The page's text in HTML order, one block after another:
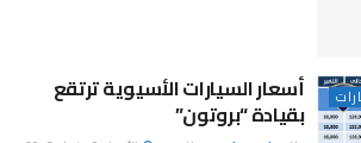
أسعار السيارات الأسيوية ترتقع
بقيادة “بروتون”